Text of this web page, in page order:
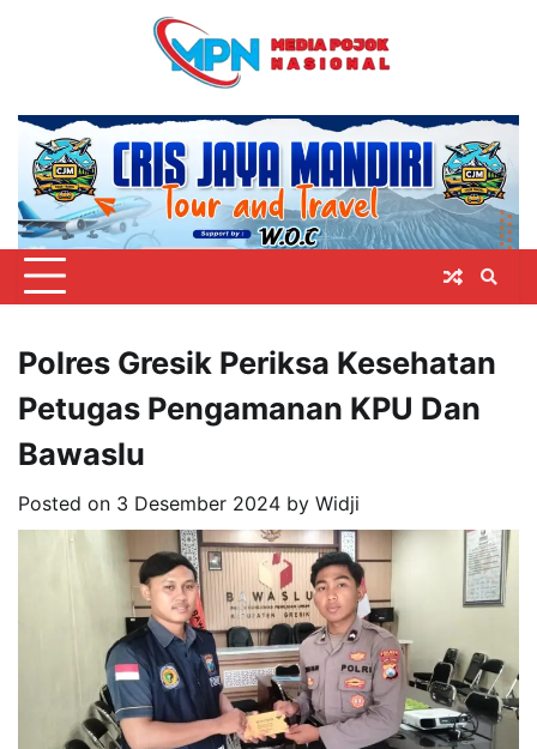
Polres Gresik Periksa Kesehatan
Petugas Pengamanan KPU Dan
Bawaslu
Posted on 3 Desember 2024 by Widji